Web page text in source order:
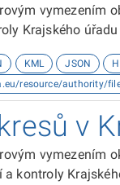
vymezením
Krajského
KML JSON
resource/authority/
v
vymezením
kontroly